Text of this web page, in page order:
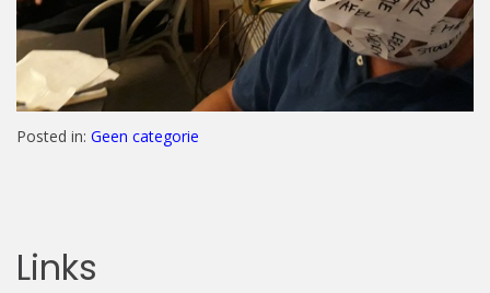
Posted in: Geen categorie
Links